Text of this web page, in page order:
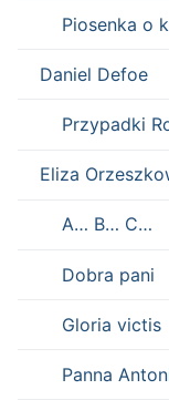
Piosenka o
Daniel Defoe
Przypadki
Eliza
A… B… C…
Dobra pani
Gloria victis
Panna